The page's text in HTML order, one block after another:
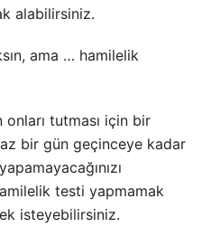
alabilirsiniz.
ama … hamilelik
onları tutması için bir
bir gün geçinceye kadar
testi yapmamak
isteyebilirsiniz.